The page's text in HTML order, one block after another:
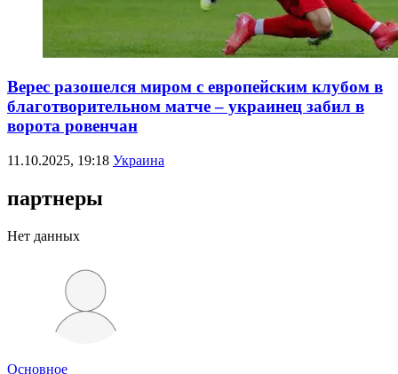
Верес разошелся миром с европейским клубом в
благотворительном матче – украинец забил в
ворота ровенчан
11.10.2025, 19:18 Украина
партнеры
Нет данных
Основное